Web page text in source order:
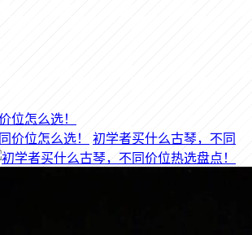
位怎么选！
初学者买什么古琴，不同